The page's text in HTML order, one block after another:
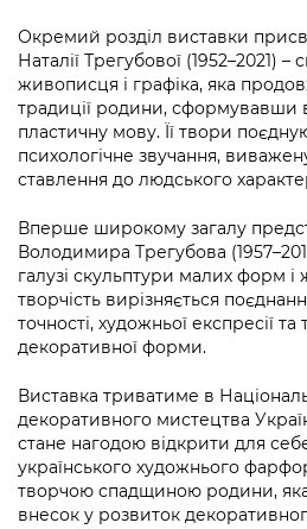
Окремий розділ виставки
Наталії Трегубової (1952–2021) –
живописця і графіка, яка
традиції родини, сформувавши
пластичну мову. Її твори
психологічне звучання,
ставлення до людського
Вперше широкому загалу
Володимира Трегубова
галузі скульптури малих форм
творчість вирізняється
точності, художньої експресії та
декоративної форми.
Виставка триватиме в
декоративного мистецтва
стане нагодою відкрити для
українського художнього
творчою спадщиною родини,
внесок у розвиток